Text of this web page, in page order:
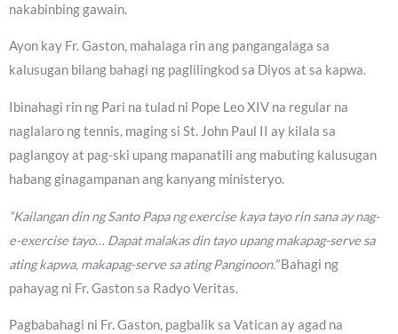
nakabinbing gawain.
Ayon kay Fr. Gaston, mahalaga rin ang pangangalaga sa
kalusugan bilang bahagi ng paglilingkod sa Diyos at sa kapwa.
Ibinahagi rin ng Pari na tulad ni Pope Leo XIV na regular na
naglalaro ng tennis, maging si St. John Paul II ay kilala sa
paglangoy at pag-ski upang mapanatili ang mabuting kalusugan
habang ginagampanan ang kanyang ministeryo.
“Kailangan din ng Santo Papa ng exercise kaya tayo rin sana ay nag-
e-exercise tayo… Dapat malakas din tayo upang makapag-serve sa
ating kapwa, makapag-serve sa ating Panginoon.”Bahagi ng
pahayag ni Fr. Gaston sa Radyo Veritas.
Pagbabahagi ni Fr. Gaston, pagbalik sa Vatican ay agad na